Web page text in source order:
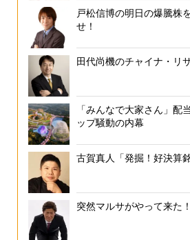
戸松信博の明日の爆騰株
せ！
田代尚機のチャイナ・リ
「みんなで大家さん」配
ップ騒動の内幕
古賀真人「発掘！好決算銘
突然マルサがやって来た！